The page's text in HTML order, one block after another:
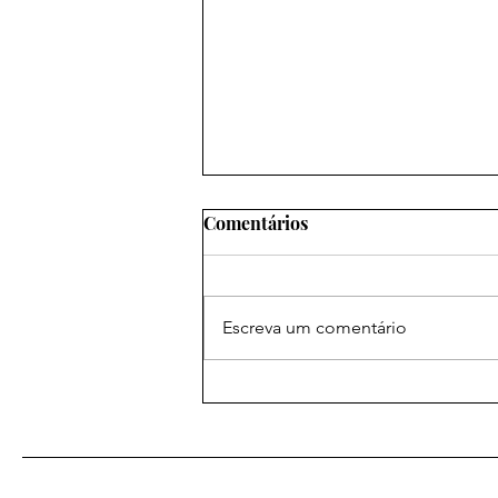
Comentários
Escreva um comentário